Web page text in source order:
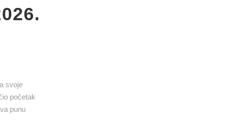
svoje
početak
punu